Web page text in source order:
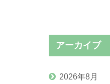
アーカイブ
2026年8月